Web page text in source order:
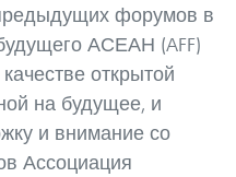
форумов в
АСЕАН (AFF)
открытой
на будущее, и
и внимание со
Ассоциация